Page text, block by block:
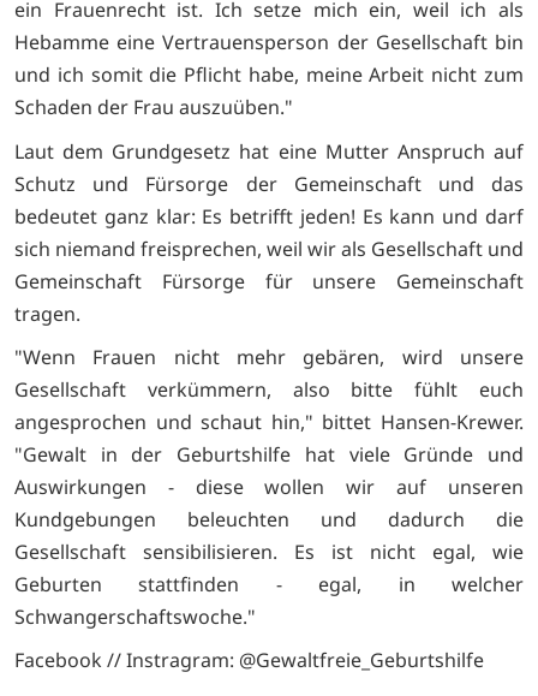
ein Frauenrecht ist. Ich setze mich ein, weil ich als
Hebamme eine Vertrauensperson der Gesellschaft bin
und ich somit die Pflicht habe, meine Arbeit nicht zum
Schaden der Frau auszuüben."
Laut dem Grundgesetz hat eine Mutter Anspruch auf
Schutz und Fürsorge der Gemeinschaft und das
bedeutet ganz klar: Es betrifft jeden! Es kann und darf
sich niemand freisprechen, weil wir als Gesellschaft und
Gemeinschaft Fürsorge für unsere Gemeinschaft
tragen.
"Wenn Frauen nicht mehr gebären, wird unsere
Gesellschaft verkümmern, also bitte fühlt euch
angesprochen und schaut hin," bittet Hansen-Krewer.
"Gewalt in der Geburtshilfe hat viele Gründe und
Auswirkungen - diese wollen wir auf unseren
Kundgebungen beleuchten und dadurch die
Gesellschaft sensibilisieren. Es ist nicht egal, wie
Geburten stattfinden - egal, in welcher
Schwangerschaftswoche."
Facebook // Instragram: @Gewaltfreie_Geburtshilfe